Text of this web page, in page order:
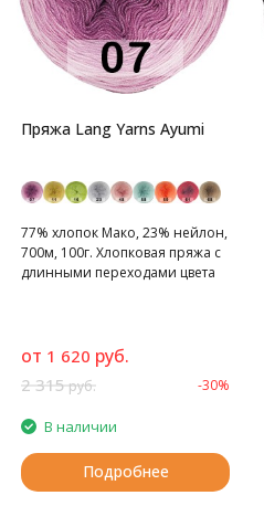
Пряжа Lang Yarns Ayumi
77% хлопок Мако, 23% нейлон,
700м, 100г. Хлопковая пряжа с
длинными переходами цвета
от 1 620 руб.
2 315руб. -30%
В наличии
Подробнее